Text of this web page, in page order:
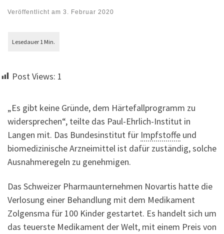
Veröffentlicht am 3. Februar 2020
Post Views: 1
„Es gibt keine Gründe, dem Härtefallprogramm zu
widersprechen“, teilte das Paul-Ehrlich-Institut in
Langen mit. Das Bundesinstitut für Impfstoffe und
biomedizinische Arzneimittel ist dafür zuständig, solche
Ausnahmeregeln zu genehmigen.
Das Schweizer Pharmaunternehmen Novartis hatte die
Verlosung einer Behandlung mit dem Medikament
Zolgensma für 100 Kinder gestartet. Es handelt sich um
das teuerste Medikament der Welt, mit einem Preis von